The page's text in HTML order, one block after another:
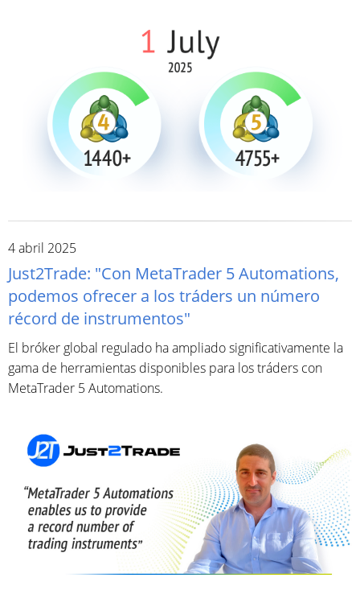
4 abril 2025
Just2Trade: "Con MetaTrader 5 Automations,
podemos ofrecer a los tráders un número
récord de instrumentos"
El bróker global regulado ha ampliado significativamente la
gama de herramientas disponibles para los tráders con
MetaTrader 5 Automations.